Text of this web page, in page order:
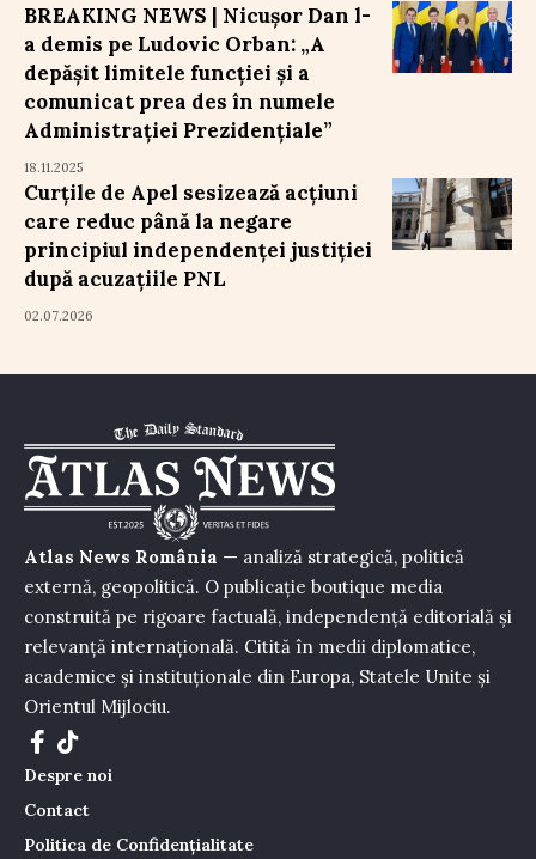
BREAKING NEWS | Nicușor Dan l-
a demis pe Ludovic Orban: „A
depășit limitele funcției și a
comunicat prea des în numele
Administrației Prezidențiale”
18.11.2025
Curțile de Apel sesizează acțiuni
care reduc până la negare
principiul independenței justiției
după acuzațiile PNL
02.07.2026
Atlas News România — analiză strategică, politică
externă, geopolitică. O publicație boutique media
construită pe rigoare factuală, independență editorială și
relevanță internațională. Citită în medii diplomatice,
academice și instituționale din Europa, Statele Unite și
Orientul Mijlociu.
Despre noi
Contact
Politica de Confidențialitate